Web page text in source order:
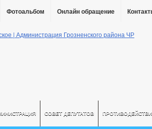
Фотоальбом Онлайн обращение
СОВЕТ ДЕПУТАТОВ